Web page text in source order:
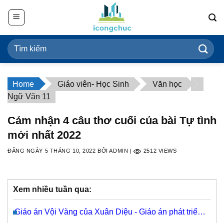
qua
dung
Home Giáo viên- Học Sinh
Văn học
Ngữ Văn 11
Cảm nhận 4 câu thơ cuối của bài Tự tình
mới nhất 2022
ĐĂNG NGÀY 5 THÁNG 10, 2022 BỞIADMIN 2512 VIEWS
Xem nhiều tuần qua:
Giáo án Vội Vàng của Xuân Diệu - Giáo án phát triển